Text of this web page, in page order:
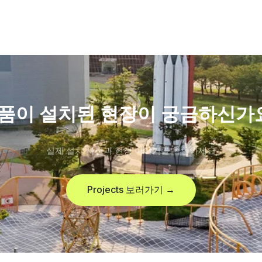
이 설치된 현장이 궁금하신가
실제 설치 사진과 현장 이야기를 확인하세요
Projects 보러가기 →